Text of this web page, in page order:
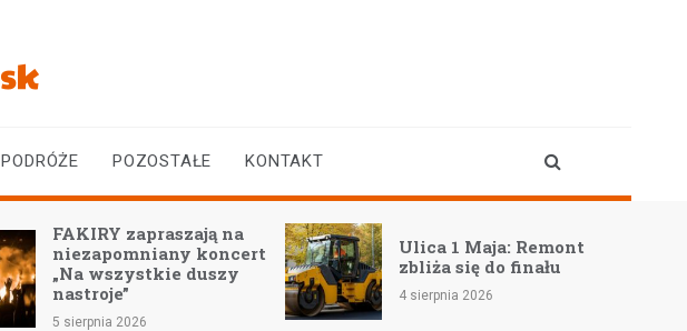
PODRÓŻE POZOSTAŁE KONTAKT
FAKIRY zapraszają na
niezapomniany koncert
„Na wszystkie duszy
nastroje”
5 sierpnia 2026
Ulica 1 Maja: Remont
zbliża się do finału
4 sierpnia 2026